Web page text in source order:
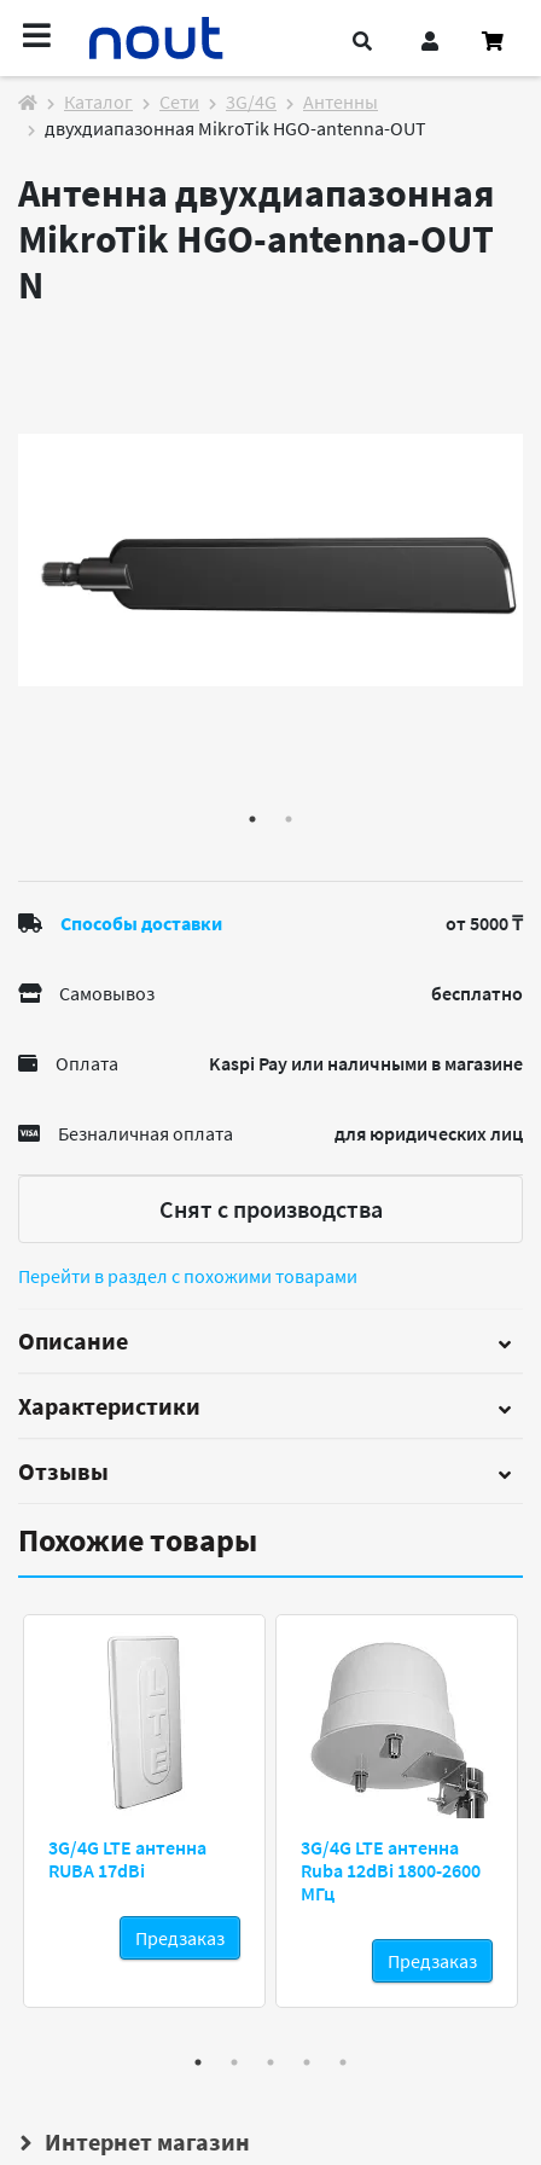
Каталог Cети 3G/4G
Антенны
двухдиапазонная MikroTik HGO-antenna-OUT
Антенна двухдиапазонная
MikroTik HGO-antenna-OUT
N
Способы доставки от 5000 ₸
Самовывоз бесплатно
Оплата Kaspi Pay или наличными в магазине
Безналичная оплата для юридических лиц
Снят с производства
Перейти в раздел с похожими товарами
Описание
Характеристики
Отзывы
Похожие товары
3G/4G LTE антенна
RUBA 17dBi
Предзаказ
3G/4G LTE антенна
Ruba 12dBi 1800-2600
МГц
Предзаказ
Интернет магазин